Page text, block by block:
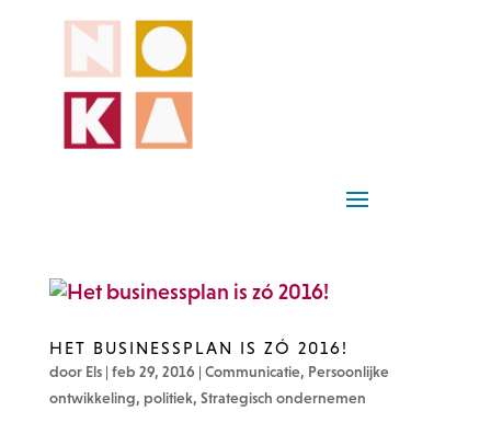
HET BUSINESSPLAN IS ZÓ 2016!
door Els| feb 29, 2016| Communicatie, Persoonlijke
ontwikkeling, politiek, Strategisch ondernemen